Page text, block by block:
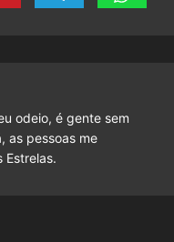
odeio, é gente sem
as pessoas me
Estrelas.